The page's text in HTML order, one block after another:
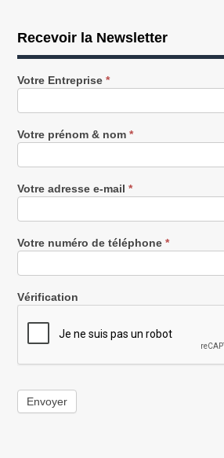
Recevoir la Newsletter
Recevez
notre
gratuitement
Votre Entreprise *
Votre prénom & nom *
Votre adresse e-mail *
Votre numéro de téléphone *
Vérification
Envoyer